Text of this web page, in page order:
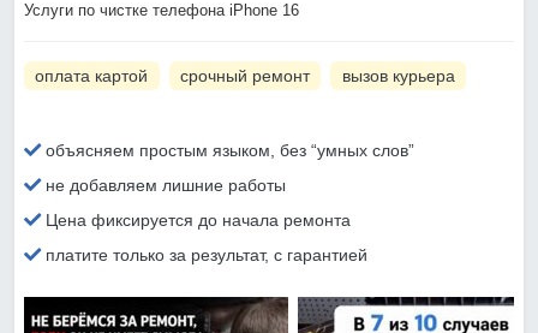
Услуги по чистке телефона iPhone 16
оплата картой срочный ремонт вызов курьера
объясняем простым языком, без “умных слов”
не добавляем лишние работы
Цена фиксируется до начала ремонта
платите только за результат, с гарантией